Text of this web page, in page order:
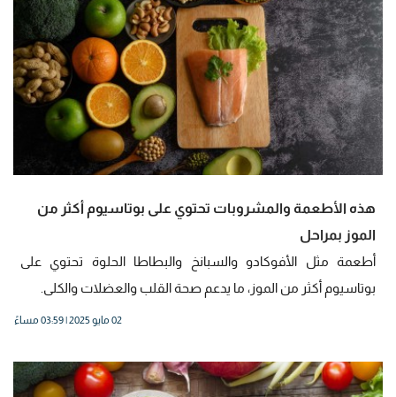
هذه الأطعمة والمشروبات تحتوي على بوتاسيوم أكثر من
الموز بمراحل
أطعمة مثل الأفوكادو والسبانخ والبطاطا الحلوة تحتوي على
بوتاسيوم أكثر من الموز، ما يدعم صحة القلب والعضلات والكلى.
02 مايو 2025 | 03:59 مساءً